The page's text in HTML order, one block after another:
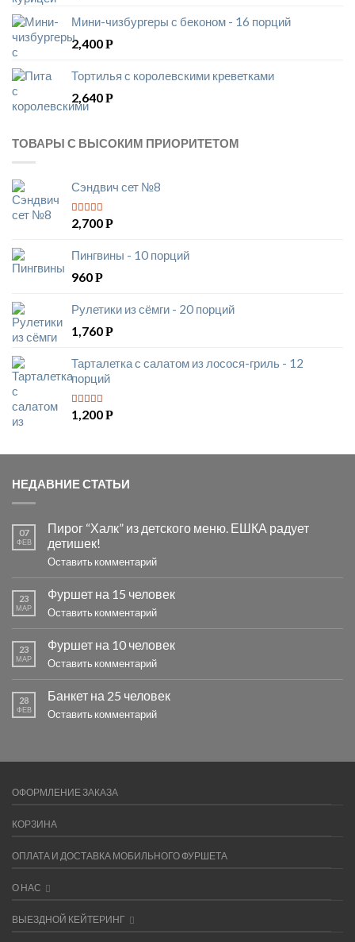
Мини-чизбургеры с беконом - 16 порций
2,400Р
Тортилья с королевскими креветками
2,640Р
ТОВАРЫ С ВЫСОКИМ ПРИОРИТЕТОМ
Сэндвич сет №8
5из 5
2,700Р
Пингвины - 10 порций
960Р
Рулетики из сёмги - 20 порций
1,760Р
Тарталетка с салатом из лосося-гриль - 12
порций
5 из 5
1,200Р
НЕДАВНИЕ СТАТЬИ
07
ФЕВ
Пирог “Халк” из детского меню. ЕШКА радует
детишек!
Оставить комментарий
23
МАР
Фуршет на 15 человек
Оставить комментарий
23
МАР
Фуршет на 10 человек
Оставить комментарий
28
ФЕВ
Банкет на 25 человек
Оставить комментарий
ОФОРМЛЕНИЕ ЗАКАЗА
КОРЗИНА
ОПЛАТА И ДОСТАВКА МОБИЛЬНОГО ФУРШЕТА
О НАС
ВЫЕЗДНОЙ КЕЙТЕРИНГ